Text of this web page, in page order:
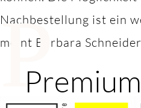
Nachbestellung ist ein
meint Barbara
P